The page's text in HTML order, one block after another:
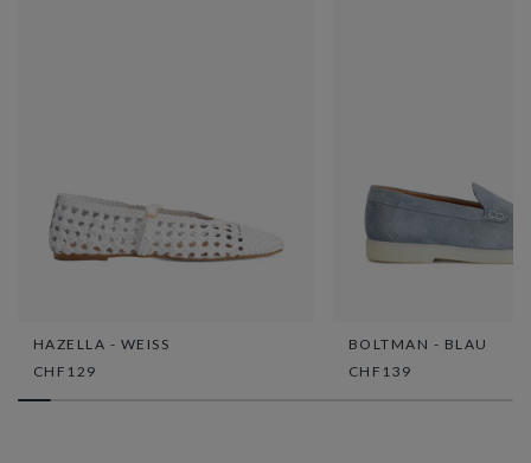
HAZELLA - WEISS
CHF129
BOLTMAN - BLAU
CHF139